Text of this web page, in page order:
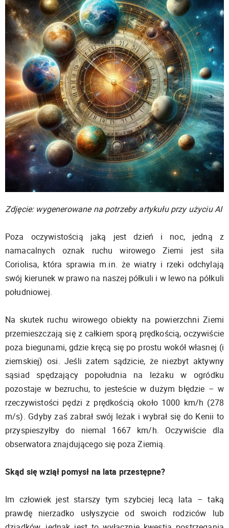
Zdjęcie: wygenerowane na potrzeby artykułu przy użyciu AI
Poza oczywistością jaką jest dzień i noc, jedną z
namacalnych oznak ruchu wirowego Ziemi jest siła
Coriolisa, która sprawia m.in. że wiatry i rzeki odchylają
swój kierunek w prawo na naszej półkuli i w lewo na półkuli
południowej.
Na skutek ruchu wirowego obiekty na powierzchni Ziemi
przemieszczają się z całkiem sporą prędkością, oczywiście
poza biegunami, gdzie kręcą się po prostu wokół własnej (i
ziemskiej) osi. Jeśli zatem sądzicie, że niezbyt aktywny
sąsiad spędzający popołudnia na leżaku w ogródku
pozostaje w bezruchu, to jesteście w dużym błędzie – w
rzeczywistości pędzi z prędkością około 1000 km/h (278
m/s). Gdyby zaś zabrał swój leżak i wybrał się do Kenii to
przyspieszyłby do niemal 1667 km/h. Oczywiście dla
obserwatora znajdującego się poza Ziemią.
Skąd się wziął pomysł na lata przestępne?
Im człowiek jest starszy tym szybciej lecą lata – taką
prawdę nierzadko usłyszycie od swoich rodziców lub